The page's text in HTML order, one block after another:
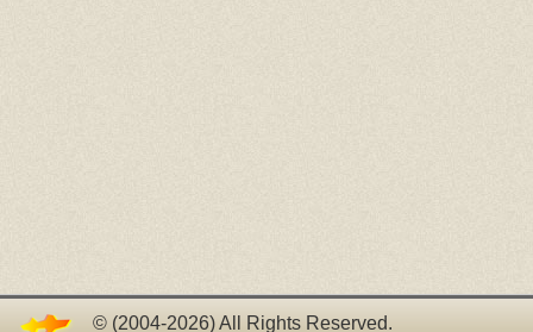
© (2004-2026) All Rights Reserved.